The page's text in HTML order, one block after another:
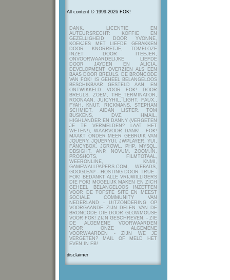
All content © 1999-2026 FOK!
DANK, LICENTIE EN
AUTEURSRECHT: KOFFIE EN
GEZELLIGHEID DOOR YVONNE,
KOEKJES MET LIEFDE GEBAKKEN
DOOR KNORRETJE, TOMELOZE
INZET DOOR ITEEJER,
ONVOORWAARDELIJKE LIEFDE
DOOR JAYDEN EN ALICIA,
DEVELOPMENT OVERZIEN ALS EEN
BAAS DOOR BREULS. DE BRONCODE
VAN FOK! IS GEHEEL BELANGELOOS
BESCHIKBAAR GESTELD AAN, EN
ONTWIKKELD VOOR FOK! DOOR
BREULS, ZOEM, THE_TERMINATOR,
ROONAAN, JUICYHIL, LIGHT, FAUX.,
FYAH, KNUT, RICKMANS, STEPHAN
SCHMIDT, AIDAN LISTER, TOM
BUSKENS, DVZ, HMAIL,
HIGHLANDER EN DANNY (VERGETEN
JE TE VERMELDEN? LAAT HET
WETEN!), WAARVOOR DANK! - FOK!
MAAKT ONDER MEER GEBRUIK VAN
JQUERY, JQUERYUI, JWPLAYER, YUI,
FANCYBOX, JGROWL, PHP, MYSQL,
DBSIGHT, ANP, NOVUM, ZOOM.IN,
PROSHOTS, FILMTOTAAL,
WEERONLINE, KNMI,
GAMEWALLPAPERS.COM, WEBADS,
GOOGLEAP - HOSTING DOOR TRUE -
FOK! BEDANKT ALLE VRIJWILLIGERS
DIE FOK! MOGELIJK MAKEN EN ZICH
GEHEEL BELANGELOOS INZETTEN
VOOR DE TOFSTE SITE EN MEEST
SOCIALE COMMUNITY VAN
NEDERLAND - UITZONDERING OP
VOORGAANDE ZIJN DELEN VAN DE
BRONCODE DIE DOOR GLOWMOUSE
VOOR FOK! ZIJN GESCHREVEN. - ZIE
DE ALGEMENE VOORWAARDEN
VOOR ONZE ALGEMENE
VOORWAARDEN - ZIJN WE JE
VERGETEN? MAIL OF MELD HET
EVEN IN FB!
disclaimer